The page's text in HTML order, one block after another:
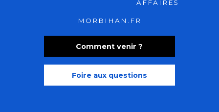
Comment venir ?
Foire aux questions
AFFAIRES
MORBIHAN.FR